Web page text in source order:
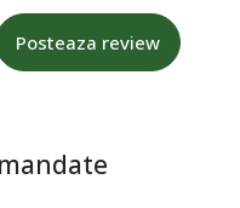
Posteaza review